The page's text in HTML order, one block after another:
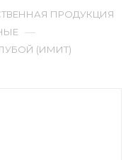
ПРОДУКЦИЯ
—
(ИМИТ)